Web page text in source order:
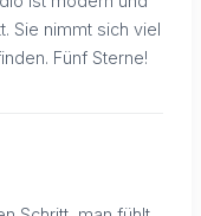
Sie nimmt sich viel
Fünf Sterne!